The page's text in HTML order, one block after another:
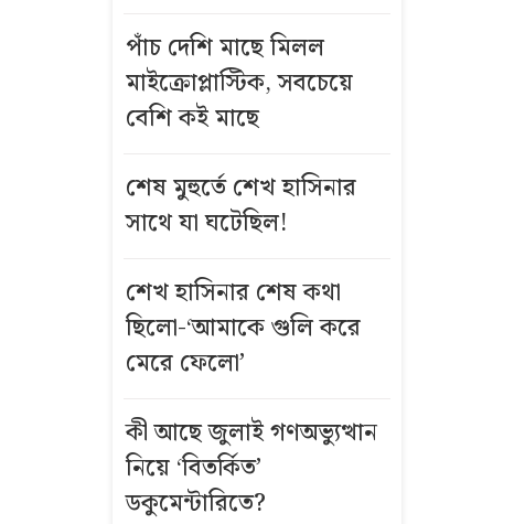
কর্মচারীকে
স্ট্যান্ড রিলিজ
দুই দশক ধরে বন্ধ
গ্যাসক্ষেত্র,
পুনরায় চালুর
এক লাফে
সোনার দাম
টাকা
কিস্তির টাকা
নিয়ে দ্বন্দ্বে
পাঁচ দেশি মাছে মিলল
মাইক্রোপ্লাস্টিক, সবচেয়ে
বেশি কই মাছে
শেষ মুহুর্তে শেখ হাসিনার
সাথে যা ঘটেছিল!
শেখ হাসিনার শেষ কথা
ছিলো-‘আমাকে গুলি করে
মেরে ফেলো’
কী আছে জুলাই গণঅভ্যুত্থান
নিয়ে ‘বিতর্কিত’
ডকুমেন্টারিতে?